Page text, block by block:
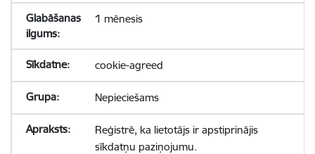
1 mēnesis
cookie-agreed
Nepieciešams
Reģistrē, ka lietotājs ir apstiprinājis
sīkdatņu paziņojumu.